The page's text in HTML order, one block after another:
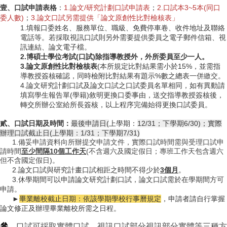
本
所
成
員
壹、 口試申請表格 ： 1.論文/研究計劃口試申請表 ； 2.口試本3~5本(同口
委人數) ； 3.論文口試另需提供「論文原創性比對檢核表」
1. 填報口委姓名、服務單位、職級、免費停車卷、收件地址及聯絡
電話等。若採取視訊口試則另外需要提供委員之電子郵件信箱、視
訊連結、論文電子檔。
2.博碩士學位考試(口試)除指導教授外，外所委員至少一人。
3.論文原創性比對檢核表(本所規定比對結果需小於15%，並需指
導教授簽核確認，同時檢附比對結果有題示%數之總表一併繳交。
4. 論文研究計劃口試及論文口試之口試委員名單相同，如有異動請
填寫學生報告單(學籍)敘明更換口委事由，送交指導教授簽核後，
轉交所辦公室給所長簽核，以上程序完備始得更換口試委員。
貳、口試日期及時間： 最後申請日( 上學期： 12/31；下學期6/30)；實際
辦理口試截止日(上學期：1/31；下學期7/31)
1. 備妥申請資料向所辦提交申請文件，實際口試時間需與受理口試申
請時間至少間隔10個工作天(不含週六及國定假日；專班工作天包含週六
但不含國定假日)。
2.論文口試與研究計畫口試相距之時間不得少於3個月 。
3.休學期間可以申請論文研究計劃口試，論文口試需於在學期間方可
申請。
►畢業離校截止日期：依該學期學校行事曆規定 ，申請者請自行掌握
論文修正及辦理畢業離校所需之日程。